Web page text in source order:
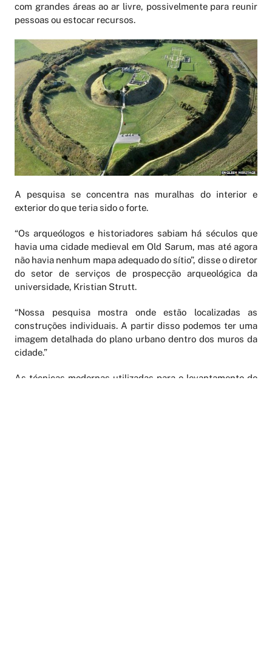
com grandes áreas ao ar livre, possivelmente para reunir
pessoas ou estocar recursos.
A pesquisa se concentra nas muralhas do interior e
exterior do que teria sido o forte.
“Os arqueólogos e historiadores sabiam há séculos que
havia uma cidade medieval em Old Sarum, mas até agora
não havia nenhum mapa adequado do sítio”, disse o diretor
do setor de serviços de prospecção arqueológica da
universidade, Kristian Strutt.
“Nossa pesquisa mostra onde estão localizadas as
construções individuais. A partir disso podemos ter uma
imagem detalhada do plano urbano dentro dos muros da
cidade.”
As técnicas modernas utilizadas para o levantamento do